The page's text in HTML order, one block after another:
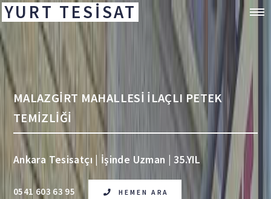
YURT TESİSAT
MALAZGİRT MAHALLESİ İLAÇLI PETEK
TEMİZLİĞİ
Ankara Tesisatçı | İşinde Uzman | 35.YIL
0541 603 63 95 HEMEN ARA